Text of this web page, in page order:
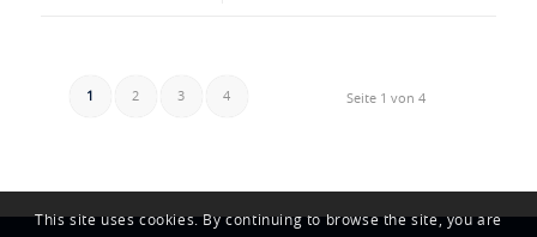
Seite 1 von 4
1 2 3 4
This site uses cookies. By continuing to browse the site, you are